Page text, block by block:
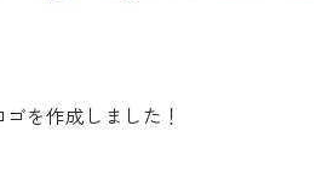
を作成しました！